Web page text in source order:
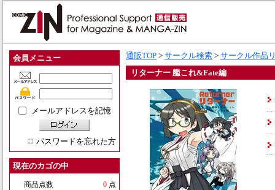
会員メニュー
メールアドレスを記憶
パスワードを忘れた方
現在のカゴの中
商品点数 0 点
通販TOP > サークル検索 > サークル作品
リターナー 艦これ&Fate編